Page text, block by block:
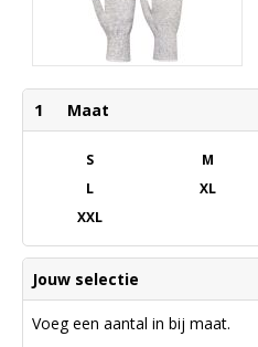
1 Maat
S
M
L
XL
XXL
Jouw selectie
Voeg een aantal in bij maat.